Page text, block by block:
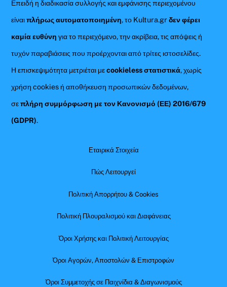
Επειδή η διαδικασία συλλογής και εμφάνισης περιεχομένου
είναιπλήρως αυτοματοποιημένη, το Kultura.grδεν φέρει
καμία ευθύνη για το περιεχόμενο, την ακρίβεια, τις απόψεις ή
τυχόν παραβιάσεις που προέρχονται από τρίτες ιστοσελίδες.
Η επισκεψιμότητα μετριέται μεcookieless στατιστικά, χωρίς
χρήση cookies ή αποθήκευση προσωπικών δεδομένων,
σεπλήρη συμμόρφωση με τον Κανονισμό (ΕΕ) 2016/679
(GDPR).
Εταιρικά Στοιχεία
Πώς Λειτουργεί
Πολιτική Απορρήτου & Cookies
Πολιτική Πλουραλισμού και Διαφάνειας
Όροι Χρήσης και Πολιτική Λειτουργίας
Όροι Αγορών, Αποστολών & Επιστροφών
Όροι Συμμετοχής σε Παιχνίδια & Διαγωνισμούς